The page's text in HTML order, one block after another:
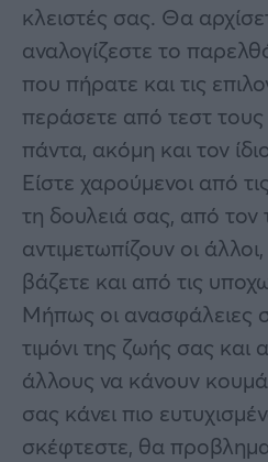
κλειστές σας. Θα
αναλογίζεστε το
που πήρατε και τις
περάσετε από τεστ τους
πάντα, ακόμη και τον
Είστε χαρούμενοι από
τη δουλειά σας, από
αντιμετωπίζουν οι
βάζετε και από τις
Μήπως οι ανασφάλειες
τιμόνι της ζωής σας και
άλλους να κάνουν
σας κάνει πιο
σκέφτεστε, θα